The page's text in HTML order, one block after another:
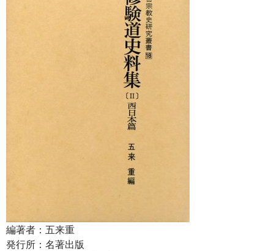
編著者：五来重
発行所：名著出版